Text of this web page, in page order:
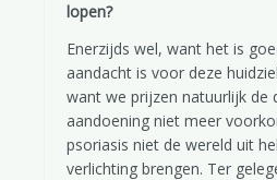
lopen?
Enerzijds wel, want het is
aandacht is voor deze
want we prijzen natuurlijk de
aandoening niet meer
psoriasis niet de wereld uit
verlichting brengen. Ter